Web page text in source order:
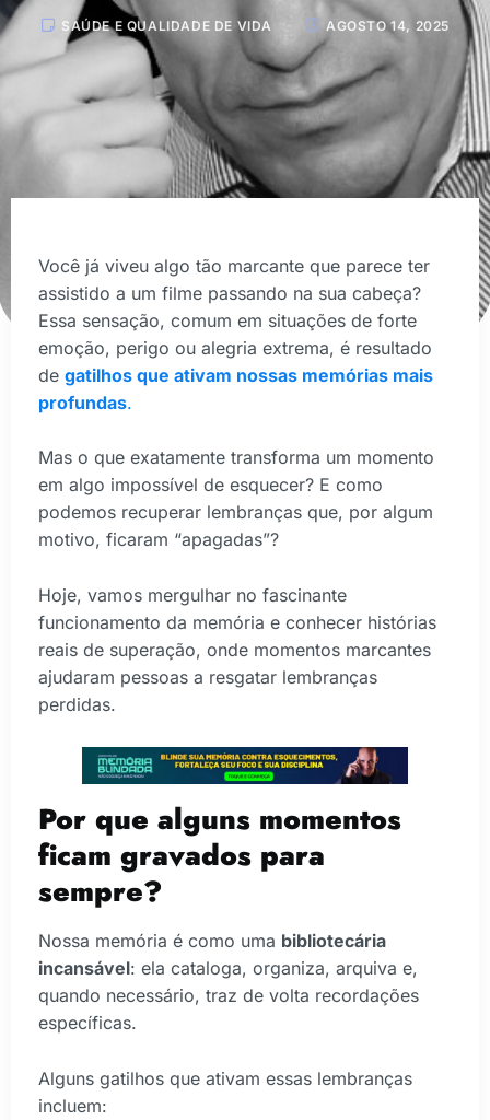
SAÚDE E QUALIDADE DE VIDA AGOSTO 14, 2025
Você já viveu algo tão marcante que parece ter
assistido a um filme passando na sua cabeça?
Essa sensação, comum em situações de forte
emoção, perigo ou alegria extrema, é resultado
de gatilhos que ativam nossas memórias mais
profundas.
Mas o que exatamente transforma um momento
em algo impossível de esquecer? E como
podemos recuperar lembranças que, por algum
motivo, ficaram “apagadas”?
Hoje, vamos mergulhar no fascinante
funcionamento da memória e conhecer histórias
reais de superação, onde momentos marcantes
ajudaram pessoas a resgatar lembranças
perdidas.
Por que alguns momentos
ficam gravados para
sempre?
Nossa memória é como uma bibliotecária
incansável: ela cataloga, organiza, arquiva e,
quando necessário, traz de volta recordações
específicas.
Alguns gatilhos que ativam essas lembranças
incluem: